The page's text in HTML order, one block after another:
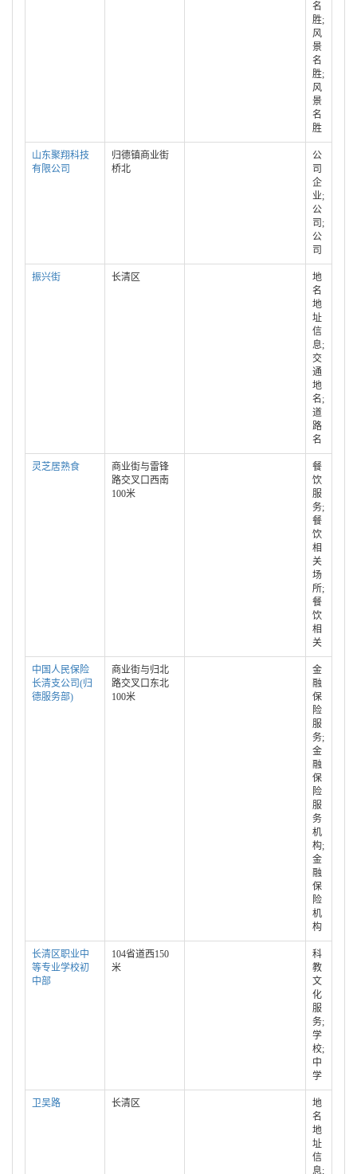
名
胜;
风
景
名
胜;
风
景
名
胜
山东聚翔科技
有限公司
归德镇商业街
桥北
公
司
企
业;
公
司;
公
司
振兴街 长清区
地
名
地
址
信
息;
交
通
地
名;
道
路
名
灵芝居熟食
商业街与雷锋
路交叉口西南
100米
餐
饮
服
务;
餐
饮
相
关
场
所;
餐
饮
相
关
中国人民保险
长清支公司(归
德服务部)
商业街与归北
路交叉口东北
100米
金
融
保
险
服
务;
金
融
保
险
服
务
机
构;
金
融
保
险
机
构
长清区职业中
等专业学校初
中部
104省道西150
米
科
教
文
化
服
务;
学
校;
中
学
卫吴路 长清区
地
名
地
址
信
息;